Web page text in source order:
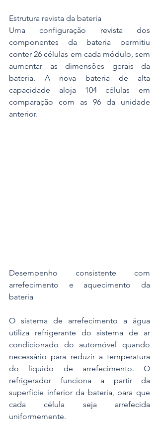
Estrutura revista da bateria
Uma configuração revista dos
componentes da bateria permitiu
conter 26 células em cada módulo, sem
aumentar as dimensões gerais da
bateria. A nova bateria de alta
capacidade aloja 104 células em
comparação com as 96 da unidade
anterior.
Desempenho consistente com
arrefecimento e aquecimento da
bateria
O sistema de arrefecimento a água
utiliza refrigerante do sistema de ar
condicionado do automóvel quando
necessário para reduzir a temperatura
do líquido de arrefecimento. O
refrigerador funciona a partir da
superfície inferior da bateria, para que
cada célula seja arrefecida
uniformemente.